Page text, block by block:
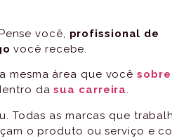
você, profissional de
você recebe.
mesma área que você
dasua carreira.
Todas as marcas que
o produto ou serviço e